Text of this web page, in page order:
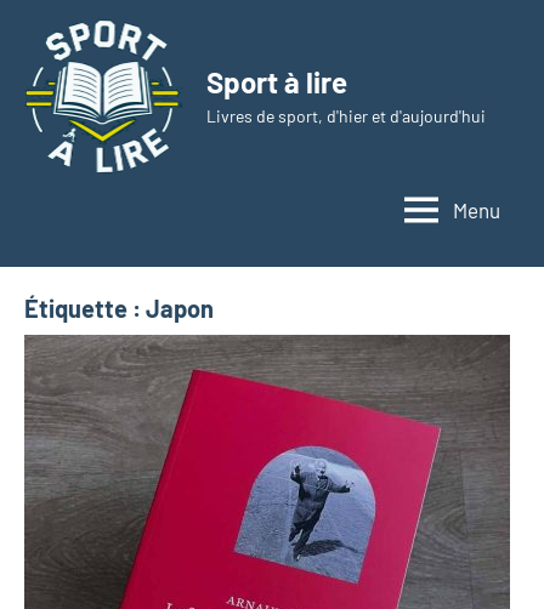
contenu
Sport à lire
Livres de sport, d'hier et d'aujourd'hui
Menu
Étiquette : Japon